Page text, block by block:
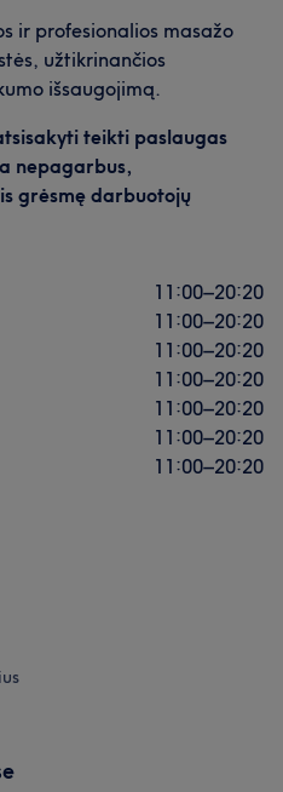
ir profesionalios masažo
užtikrinančios
išsaugojimą.
teikti paslaugas
nepagarbus,
grėsmę darbuotojų
11:00–20:20
11:00–20:20
11:00–20:20
11:00–20:20
11:00–20:20
11:00–20:20
11:00–20:20